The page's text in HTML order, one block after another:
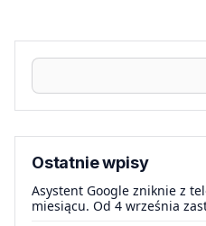
Ostatnie wpisy
Asystent Google zniknie z
miesiącu. Od 4 września